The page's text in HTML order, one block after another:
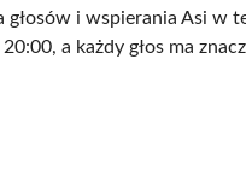
głosów i wspierania Asi w
a każdy głos ma